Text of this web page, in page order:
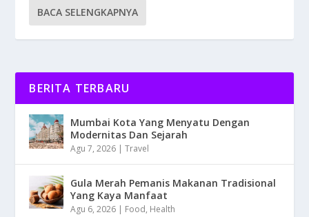
BACA SELENGKAPNYA
BERITA TERBARU
Mumbai Kota Yang Menyatu Dengan
Modernitas Dan Sejarah
Agu 7, 2026 |Travel
Gula Merah Pemanis Makanan Tradisional
Yang Kaya Manfaat
Agu 6, 2026 | Food, Health